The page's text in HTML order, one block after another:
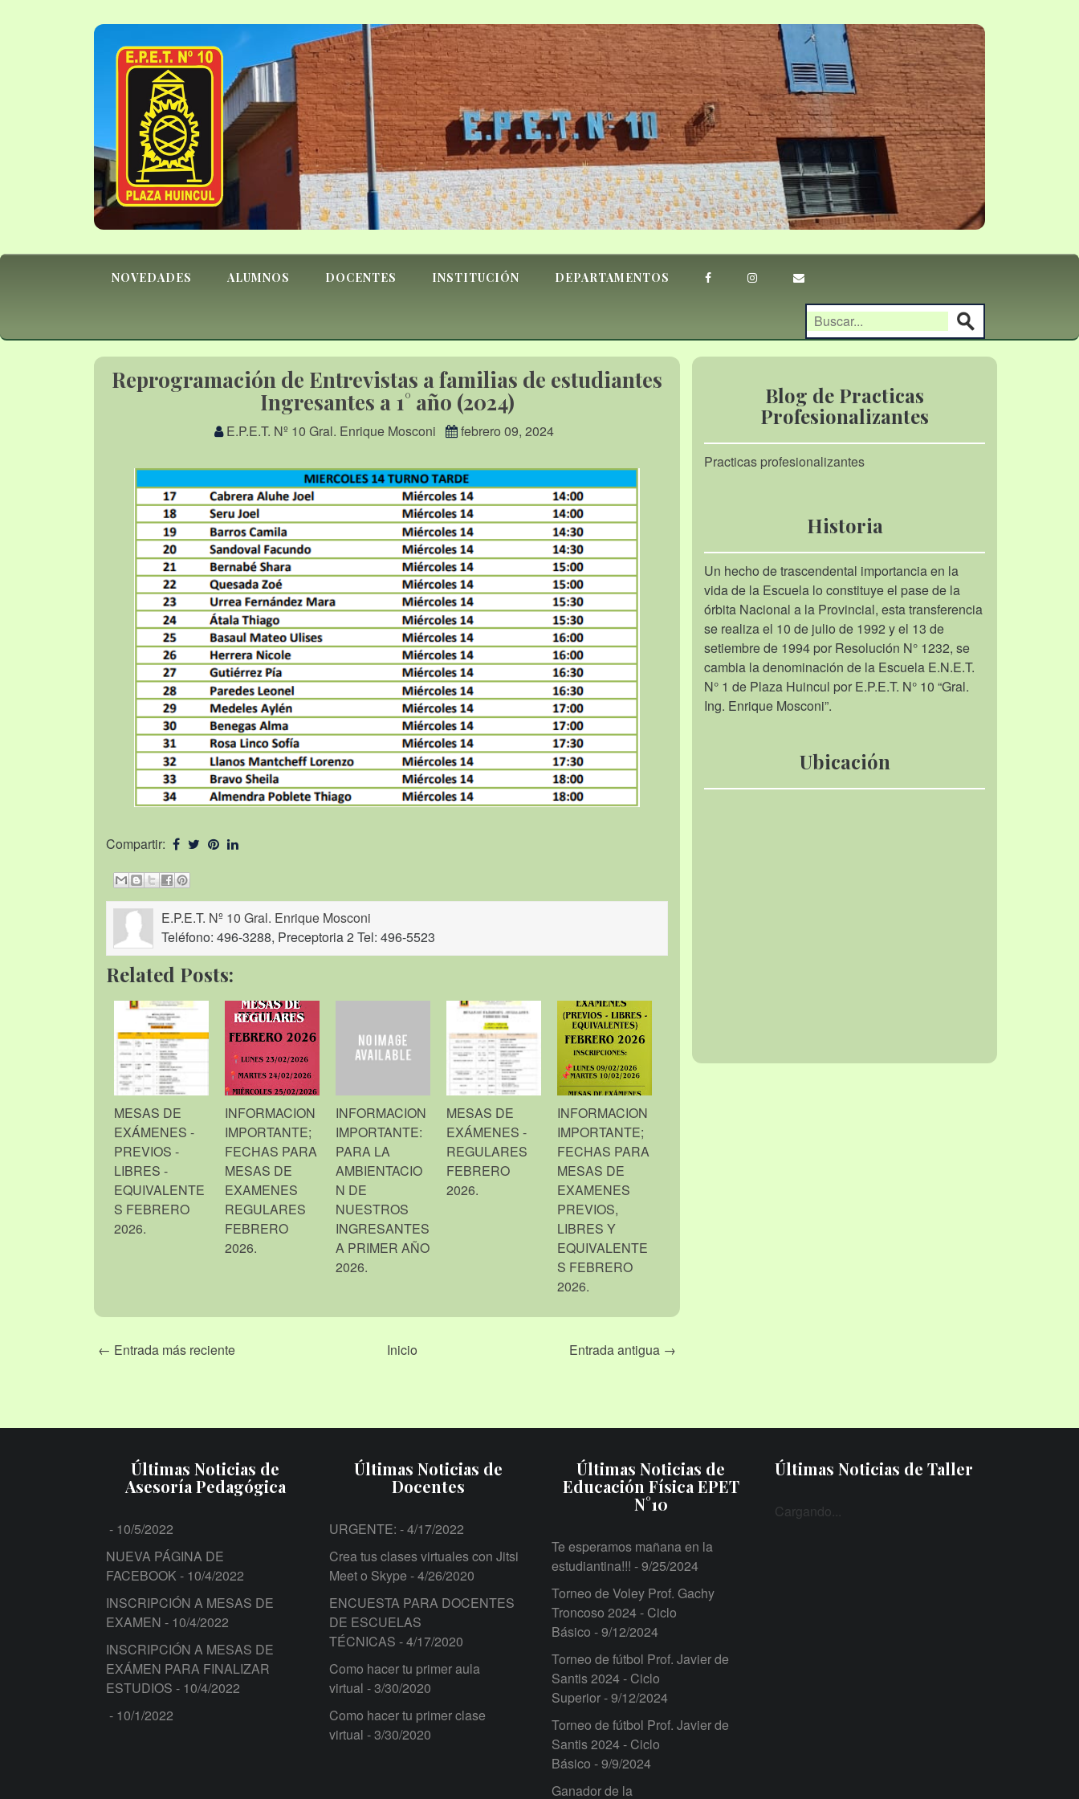
NOVEDADES ALUMNOS DOCENTES INSTITUCIÓN DEPARTAMENTOS
Reprogramación de Entrevistas a familias de estudiantes
Ingresantes a 1° año (2024)
E.P.E.T. Nº 10 Gral. Enrique Mosconi febrero 09, 2024
Compartir:
E.P.E.T. Nº 10 Gral. Enrique Mosconi
Teléfono: 496-3288, Preceptoria 2 Tel: 496-5523
Related Posts:
MESAS DE
EXÁMENES -
PREVIOS -
LIBRES -
EQUIVALENTE
S FEBRERO
2026.
INFORMACION
IMPORTANTE;
FECHAS PARA
MESAS DE
EXAMENES
REGULARES
FEBRERO
2026.
INFORMACION
IMPORTANTE:
PARA LA
AMBIENTACIO
N DE
NUESTROS
INGRESANTES
A PRIMER AÑO
2026.
MESAS DE
EXÁMENES -
REGULARES
FEBRERO
2026.
INFORMACION
IMPORTANTE;
FECHAS PARA
MESAS DE
EXAMENES
PREVIOS,
LIBRES Y
EQUIVALENTE
S FEBRERO
2026.
← Entrada más reciente Entrada antigua →
Inicio
Blog de Practicas
Profesionalizantes
Practicas profesionalizantes
Historia
Un hecho de trascendental importancia en la
vida de la Escuela lo constituye el pase de la
órbita Nacional a la Provincial, esta transferencia
se realiza el 10 de julio de 1992 y el 13 de
setiembre de 1994 por Resolución N° 1232, se
cambia la denominación de la Escuela E.N.E.T.
N° 1 de Plaza Huincul por E.P.E.T. N° 10 “Gral.
Ing. Enrique Mosconi”.
Ubicación
Últimas Noticias de
Asesoría Pedagógica
- 10/5/2022
NUEVA PÁGINA DE
FACEBOOK - 10/4/2022
INSCRIPCIÓN A MESAS DE
EXAMEN - 10/4/2022
INSCRIPCIÓN A MESAS DE
EXÁMEN PARA FINALIZAR
ESTUDIOS - 10/4/2022
- 10/1/2022
Últimas Noticias de
Docentes
URGENTE: - 4/17/2022
Crea tus clases virtuales con Jitsi
Meet o Skype - 4/26/2020
ENCUESTA PARA DOCENTES
DE ESCUELAS
TÉCNICAS - 4/17/2020
Como hacer tu primer aula
virtual - 3/30/2020
Como hacer tu primer clase
virtual - 3/30/2020
Últimas Noticias de
Educación Física EPET
N°10
Te esperamos mañana en la
estudiantina!!! - 9/25/2024
Torneo de Voley Prof. Gachy
Troncoso 2024 - Ciclo
Básico - 9/12/2024
Torneo de fútbol Prof. Javier de
Santis 2024 - Ciclo
Superior- 9/12/2024
Torneo de fútbol Prof. Javier de
Santis 2024 - Ciclo
Básico - 9/9/2024
Ganador de la
Últimas Noticias de Taller
Cargando...